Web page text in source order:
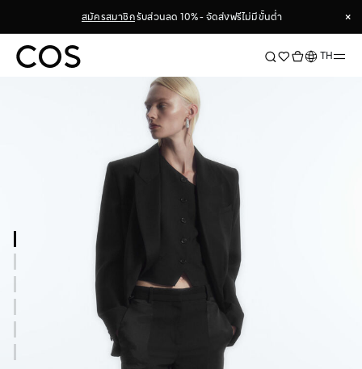
สมัครสมาชิกรับส่วนลด 10% - จัดส่งฟรีไม่มีขั้นต่ำ
×
×
ภาษาTH